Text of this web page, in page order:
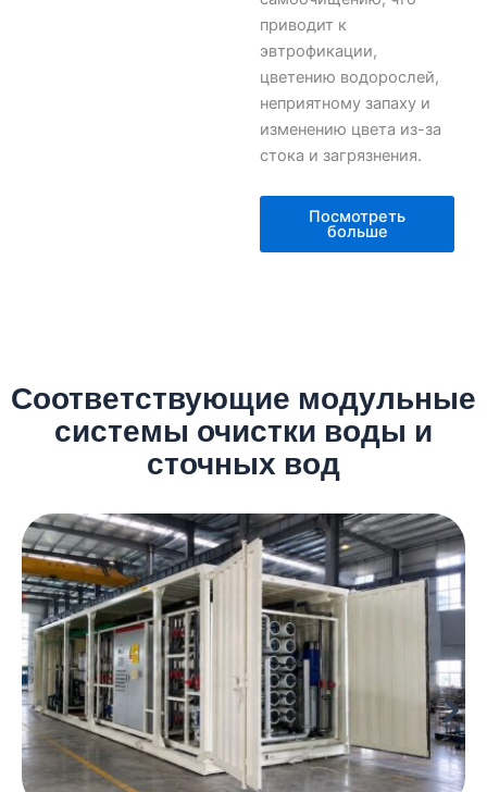
приводит к
эвтрофикации,
цветению водорослей,
неприятному запаху и
изменению цвета из-за
стока и загрязнения.
Посмотреть
больше
Соответствующие модульные
системы очистки воды и
сточных вод